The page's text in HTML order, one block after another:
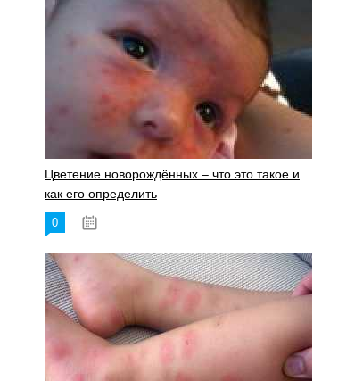
Цветение новорождённых – что это такое и
как его определить
0